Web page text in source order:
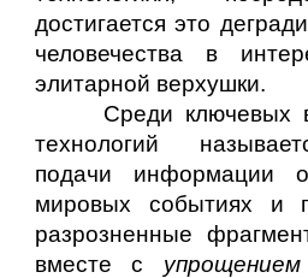
достигается это
человечества в
элитарной верхушки.
Среди ключевых
технологий
подачи информации
мировых событиях и
разрозненные
вместе с упрощением